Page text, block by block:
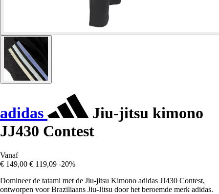
adidas
Jiu-jitsu kimono
JJ430 Contest
Vanaf
€ 149,00 € 119,09 -20%
Domineer de tatami met de Jiu-jitsu Kimono adidas JJ430 Contest,
ontworpen voor Braziliaans Jiu-Jitsu door het beroemde merk adidas.